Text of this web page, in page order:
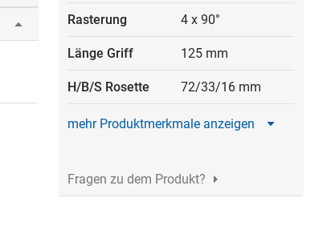
Rasterung 4 x 90°
Länge Griff 125 mm
H/B/S Rosette 72/33/16 mm
mehr Produktmerkmale anzeigen
Fragen zu dem Produkt?